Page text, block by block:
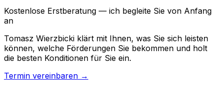
Kostenlose Erstberatung — ich begleite Sie von Anfang
an
Tomasz Wierzbicki klärt mit Ihnen, was Sie sich leisten
können, welche Förderungen Sie bekommen und holt
die besten Konditionen für Sie ein.
Termin vereinbaren →